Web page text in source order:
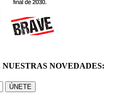
NOVEDADES:
ÚNETE